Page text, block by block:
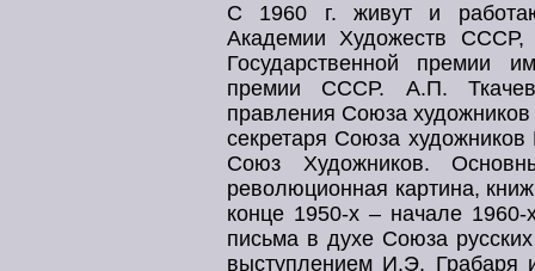
С 1960 г. живут и
Академии Художеств
Государственной премии
премии СССР. А.П. Ткачев
правления Союза
секретаря Союза
Союз Художников.
революционная картина,
конце 1950-х – начале 1960-
письма в духе Союза
выступлением И.Э.